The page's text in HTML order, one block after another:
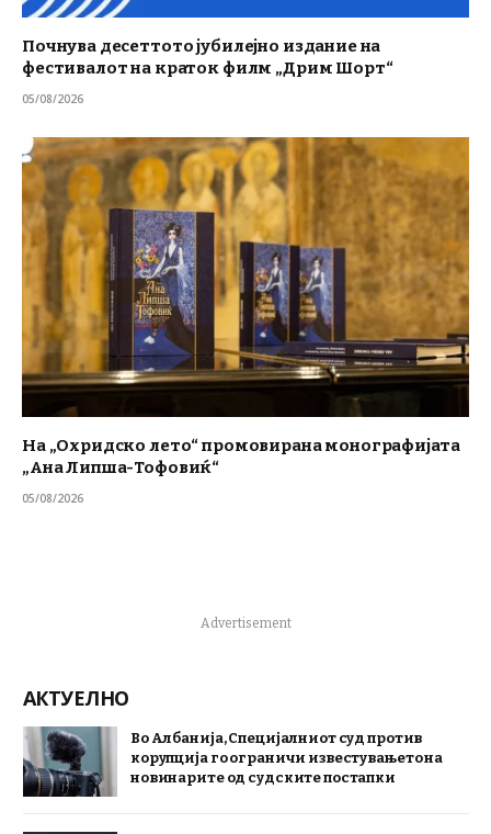
Почнува десеттото јубилејно издание на
фестивалот на краток филм „Дрим Шорт“
05/08/2026
На „Охридско лето“ промовирана монографијата
„Ана Липша-Тофовиќ“
05/08/2026
Advertisement
АКТУЕЛНО
Во Албанија, Специјалниот суд против
корупција го ограничи известувањето на
новинарите од судските постапки